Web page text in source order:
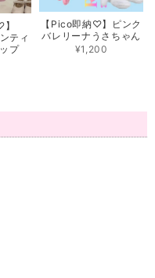
ティ
プ
【Pico即納♡】ピンク
バレリーナうさちゃん
¥1,200